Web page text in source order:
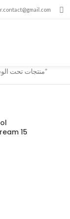
منتجات تحت الوسم “كريم للعينين”
15